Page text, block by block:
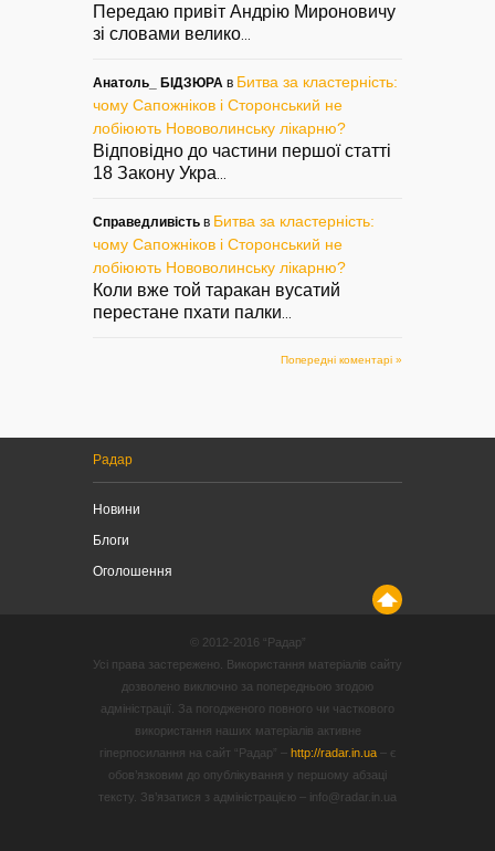
Передаю привіт Андрію Мироновичу
зі словами велико
Анатоль_ БІДЗЮРА в Битва за кластерність:
чому Сапожніков і Сторонський не
лобіюють Нововолинську лікарню?
Відповідно до частини першої статті
18 Закону Укра
Справедливість в Битва за кластерність:
чому Сапожніков і Сторонський не
лобіюють Нововолинську лікарню?
Коли вже той таракан вусатий
перестане пхати палки
Попередні коментарі »
Радар
Новини
Блоги
Оголошення
© 2012-2016 “Радар”
Усі права застережено. Використання матеріалів сайту
дозволено виключно за попередньою згодою
адміністрації. За погодженого повного чи часткового
використання наших матеріалів активне
гіперпосилання на сайт “Радар” – http://radar.in.ua– є
обов’язковим до опублікування у першому абзаці
тексту. Зв’язатися з адміністрацією – info@radar.in.ua